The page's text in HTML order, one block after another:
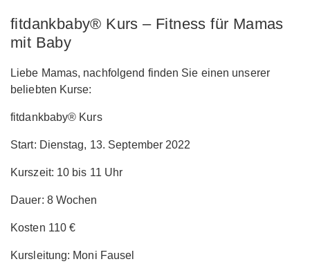
fitdankbaby® Kurs – Fitness für Mamas
mit Baby
Liebe Mamas, nachfolgend finden Sie einen unserer
beliebten Kurse:
fitdankbaby® Kurs
Start: Dienstag, 13. September 2022
Kurszeit: 10 bis 11 Uhr
Dauer: 8 Wochen
Kosten 110 €
Kursleitung: Moni Fausel